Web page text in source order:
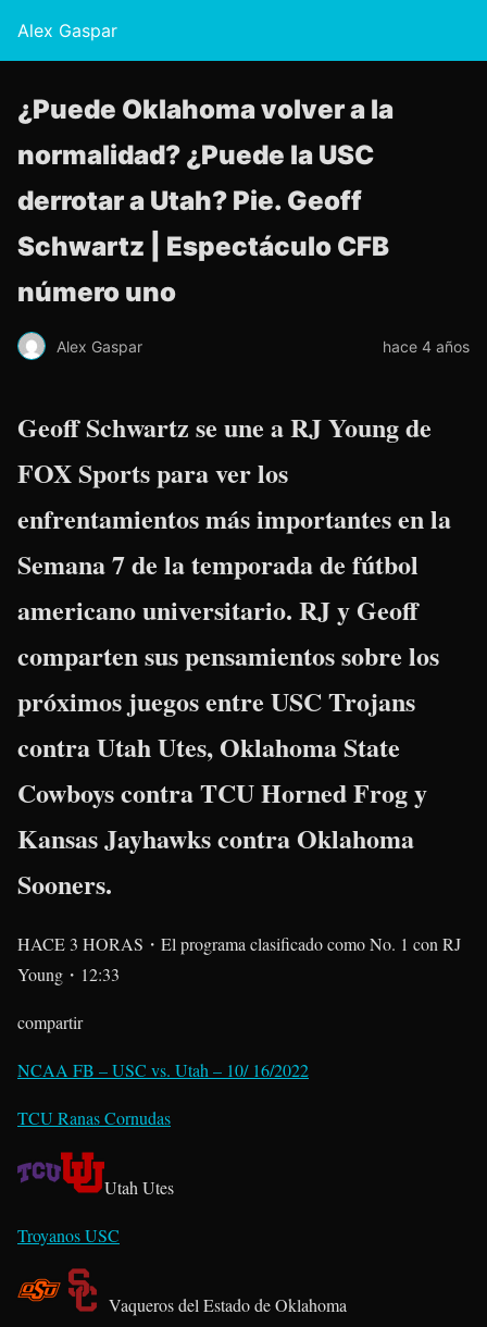
Alex Gaspar
¿Puede Oklahoma volver a la
normalidad? ¿Puede la USC
derrotar a Utah? Pie. Geoff
Schwartz | Espectáculo CFB
número uno
Alex Gaspar hace 4 años
Geoff Schwartz se une a RJ Young de
FOX Sports para ver los
enfrentamientos más importantes en la
Semana 7 de la temporada de fútbol
americano universitario. RJ y Geoff
comparten sus pensamientos sobre los
próximos juegos entre USC Trojans
contra Utah Utes, Oklahoma State
Cowboys contra TCU Horned Frog y
Kansas Jayhawks contra Oklahoma
Sooners.
HACE 3 HORAS・El programa clasificado como No. 1 con RJ
Young・12:33
compartir
NCAA FB – USC vs. Utah – 10/ 16/2022
TCU Ranas Cornudas
Utah Utes
Troyanos USC
Vaqueros del Estado de Oklahoma